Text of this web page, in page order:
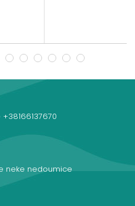
7 8 9 10 11 12
+38166137670
neke nedoumice